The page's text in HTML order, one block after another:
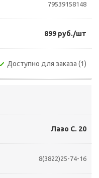
79539158148
899 руб./шт
Доступно для заказа (1)
Лазо С. 20
8(3822)25-74-16